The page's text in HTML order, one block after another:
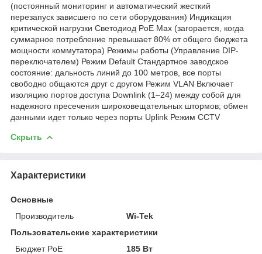
(постоянный мониторинг и автоматический жесткий
перезапуск зависшего по сети оборудования) Индикация
критической нагрузки Светодиод PoE Max (загорается, когда
суммарное потребление превышает 80% от общего бюджета
мощности коммутатора) Режимы работы (Управление DIP-
переключателем) Режим Default Стандартное заводское
состояние: дальность линий до 100 метров, все порты
свободно общаются друг с другом Режим VLAN Включает
изоляцию портов доступа Downlink (1–24) между собой для
надежного пресечения широковещательных штормов; обмен
данными идет только через порты Uplink Режим CCTV
Скрыть
Характеристики
Основные
Производитель
Wi-Tek
Пользовательские характеристики
Бюджет PoE
185 Вт